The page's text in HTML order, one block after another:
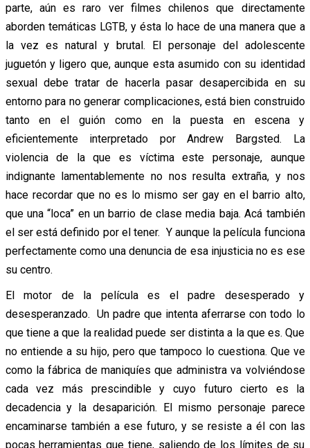
parte, aún es raro ver filmes chilenos que directamente
aborden temáticas LGTB, y ésta lo hace de una manera que a
la vez es natural y brutal. El personaje del adolescente
juguetón y ligero que, aunque esta asumido con su identidad
sexual debe tratar de hacerla pasar desapercibida en su
entorno para no generar complicaciones, está bien construido
tanto en el guión como en la puesta en escena y
eficientemente interpretado por Andrew Bargsted. La
violencia de la que es víctima este personaje, aunque
indignante lamentablemente no nos resulta extraña, y nos
hace recordar que no es lo mismo ser gay en el barrio alto,
que una “loca” en un barrio de clase media baja. Acá también
el ser está definido por el tener. Y aunque la película funciona
perfectamente como una denuncia de esa injusticia no es ese
su centro.
El motor de la película es el padre desesperado y
desesperanzado. Un padre que intenta aferrarse con todo lo
que tiene a que la realidad puede ser distinta a la que es. Que
no entiende a su hijo, pero que tampoco lo cuestiona. Que ve
como la fábrica de maniquíes que administra va volviéndose
cada vez más prescindible y cuyo futuro cierto es la
decadencia y la desaparición. El mismo personaje parece
encaminarse también a ese futuro, y se resiste a él con las
pocas herramientas que tiene, saliendo de los límites de su